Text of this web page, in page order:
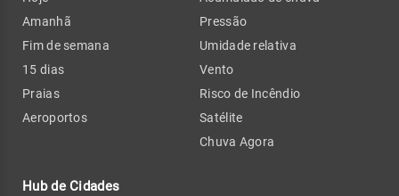
Amanhã
Fim de semana
15 dias
Praias
Aeroportos
Hub de Cidades
Pressão
Umidade relativa
Vento
Risco de Incêndio
Satélite
Chuva Agora